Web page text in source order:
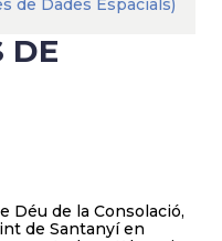
de Dades Espacials)
DE
Déu de la Consolació,
de Santanyí en